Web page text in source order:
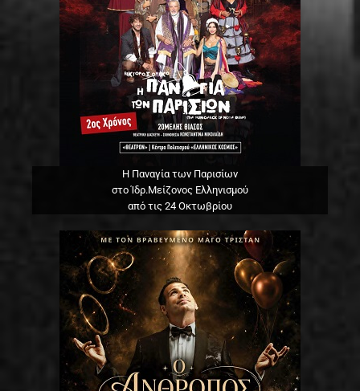
Η Παναγία των Παρισίων
στο Ίδρ.Μείζονος Ελληνισμού
από τις 24 Οκτωβρίου